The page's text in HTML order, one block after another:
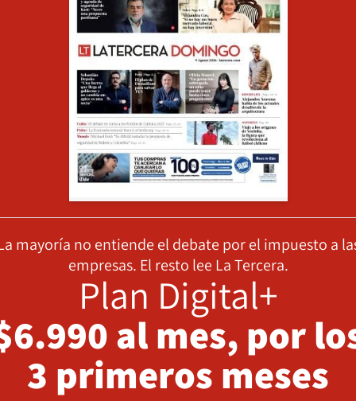
mayoría no entiende el debate por el impuesto a
empresas. El resto lee La Tercera.
Plan Digital+
al mes, por
3 primeros meses